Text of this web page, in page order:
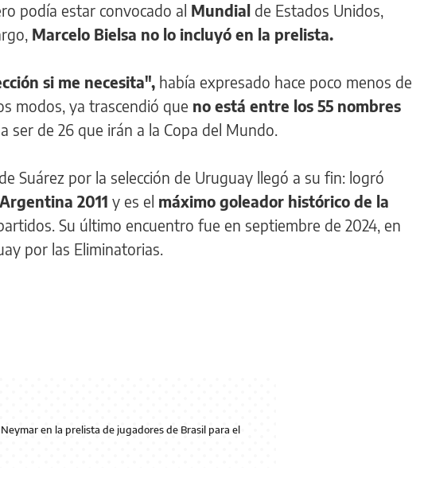
podía estar convocado al Mundial de Estados Unidos,
Marcelo Bielsa no lo incluyó en la prelista.
si me necesita", había expresado hace poco menos de
modos, ya trascendió que no está entre los 55 nombres
ser de 26 que irán a la Copa del Mundo.
Suárez por la selección de Uruguay llegó a su fin: logró
2011 y es el máximo goleador histórico de la
Su último encuentro fue en septiembre de 2024, en
por las Eliminatorias.
en la prelista de jugadores de Brasil para el